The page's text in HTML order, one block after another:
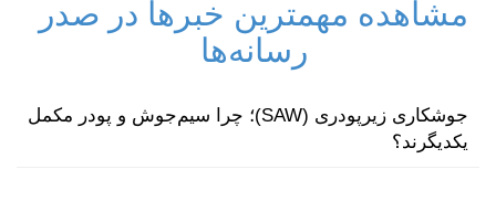
مشاهده مهمترین خبرها در صدر
رسانه‌ها
جوشکاری زیرپودری (SAW)؛ چرا سیم‌جوش و پودر مکمل
یکدیگرند؟